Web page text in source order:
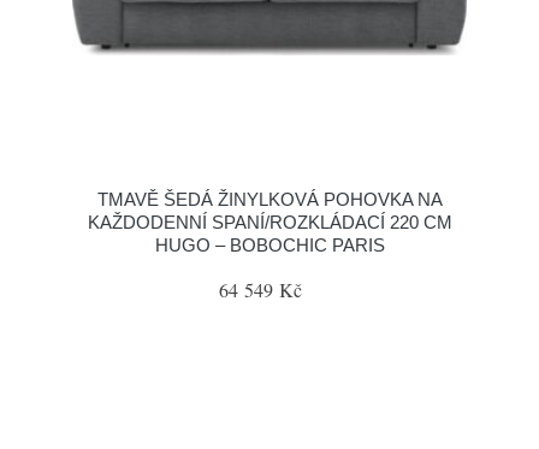
TMAVĚ ŠEDÁ ŽINYLKOVÁ POHOVKA NA
KAŽDODENNÍ SPANÍ/ROZKLÁDACÍ 220 CM
HUGO – BOBOCHIC PARIS
64 549 Kč